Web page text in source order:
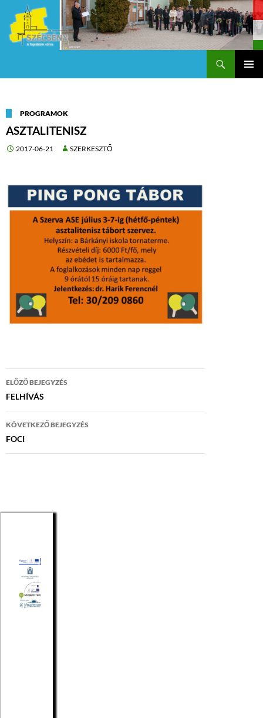
PROGRAMOK
ASZTALITENISZ
2017-06-21 SZERKESZTŐ
Bejegyzés
navigáció
ELŐZŐ BEJEGYZÉS
FELHÍVÁS
KÖVETKEZŐ BEJEGYZÉS
FOCI